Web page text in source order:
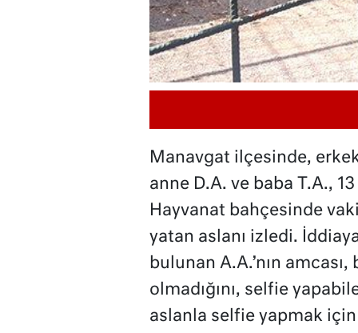
Manavgat ilçesinde, erkek
anne D.A. ve baba T.A.,
Hayvanat bahçesinde
yatan aslanı izledi.
bulunan A.A.’nın amcası,
olmadığını, selfie
aslanla selfie yapmak